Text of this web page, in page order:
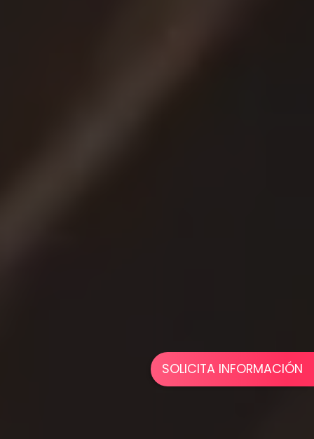
SOLICITA INFORMACIÓN